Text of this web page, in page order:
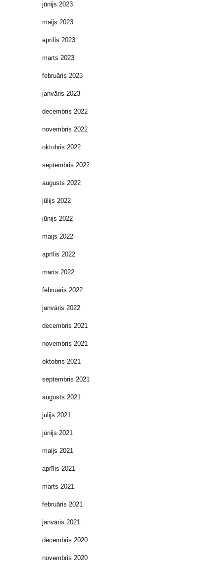
jūnijs 2023
maijs 2023
aprīlis 2023
marts 2023
februāris 2023
janvāris 2023
decembris 2022
novembris 2022
oktobris 2022
septembris 2022
augusts 2022
jūlijs 2022
jūnijs 2022
maijs 2022
aprīlis 2022
marts 2022
februāris 2022
janvāris 2022
decembris 2021
novembris 2021
oktobris 2021
septembris 2021
augusts 2021
jūlijs 2021
jūnijs 2021
maijs 2021
aprīlis 2021
marts 2021
februāris 2021
janvāris 2021
decembris 2020
novembris 2020